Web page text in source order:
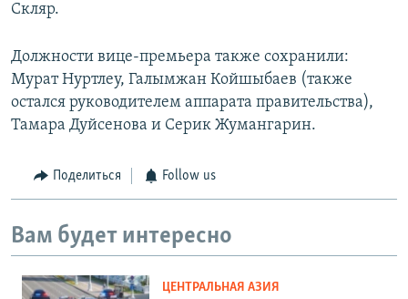
Скляр.
Должности вице-премьера также сохранили:
Мурат Нуртлеу, Галымжан Койшыбаев (также
остался руководителем аппарата правительства),
Тамара Дуйсенова и Серик Жумангарин.
Поделиться Follow us
Вам будет интересно
ЦЕНТРАЛЬНАЯ АЗИЯ